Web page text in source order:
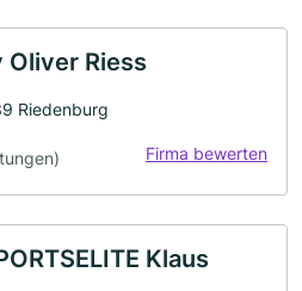
Riess
Riedenburg
Firma bewerten
Klaus